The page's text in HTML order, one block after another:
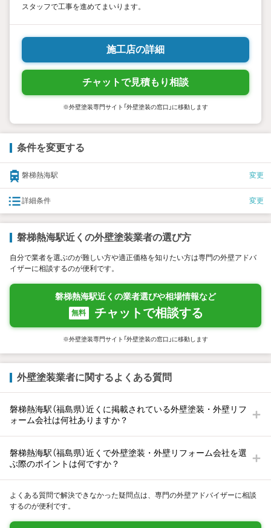
スタッフで工事を進めてまいります。
施工店の詳細
チャットで見積もり相談
※外壁塗装専門サイト「外壁塗装の窓口」に移動します
条件を変更する
磐梯熱海駅 変更
詳細条件 変更
磐梯熱海駅近くの外壁塗装業者の選び方
自分で業者を選ぶのが難しい方や適正価格を知りたい方は専門の外壁アドバ
イザーに相談するのが便利です。
磐梯熱海駅近くの業者選びや相場情報など
無料 チャットで相談する
※外壁塗装専門サイト「外壁塗装の窓口」に移動します
外壁塗装業者に関するよくある質問
磐梯熱海駅（福島県）近くに掲載されている外壁塗装・外壁リフ
ォーム会社は何社ありますか？
磐梯熱海駅（福島県）近くで外壁塗装・外壁リフォーム会社を選
ぶ際のポイントは何ですか？
よくある質問で解決できなかった疑問点は、専門の外壁アドバイザーに相談
するのが便利です。